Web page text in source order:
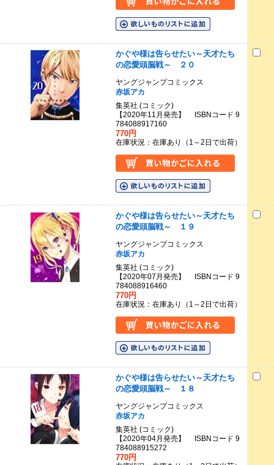
かぐや様は告らせたい～天才たち
の恋愛頭脳戦～ ２０
ヤングジャンプコミックス
赤坂アカ
集英社 (コミック)
【2020年11月発売】 ISBNコード 9
784088917160
770円
在庫状況：在庫あり（1～2日で出荷）
かぐや様は告らせたい～天才たち
の恋愛頭脳戦～ １９
ヤングジャンプコミックス
赤坂アカ
集英社 (コミック)
【2020年07月発売】 ISBNコード 9
784088916460
770円
在庫状況：在庫あり（1～2日で出荷）
かぐや様は告らせたい～天才たち
の恋愛頭脳戦～ １８
ヤングジャンプコミックス
赤坂アカ
集英社 (コミック)
【2020年04月発売】 ISBNコード 9
784088915272
770円